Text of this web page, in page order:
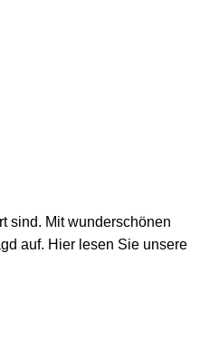
sind. Mit wunderschönen
auf. Hier lesen Sie unsere